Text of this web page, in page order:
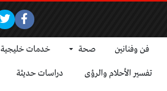
فن وفنانين صحة خدمات خليجية
تفسير الأحلام والرؤى دراسات حديثة